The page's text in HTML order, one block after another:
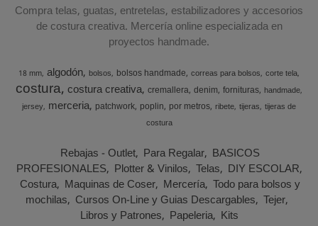
Compra telas, guatas, entretelas, estabilizadores y accesorios
de costura creativa. Mercería online especializada en
proyectos handmade.
18 mm algodón bolsos bolsos handmade correas para bolsos corte tela
costura costura creativa cremallera denim fornituras handmade
jersey merceria patchwork poplin por metros ribete tijeras tijeras de
costura
Rebajas - Outlet Para Regalar BASICOS
PROFESIONALES Plotter & Vinilos Telas DIY ESCOLAR
Costura Maquinas de Coser Mercería Todo para bolsos y
mochilas Cursos On-Line y Guias Descargables Tejer
Libros y Patrones Papeleria Kits